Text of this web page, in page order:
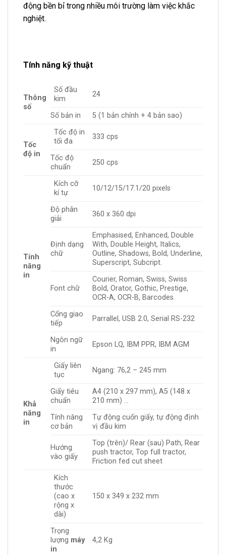
động bền bỉ trong nhiều môi trường làm việc khắc
nghiệt.
Tính năng kỹ thuật
Thông
số
Số đầu
kim
24
Số bản in 5 (1 bản chính + 4 bản sao)
Tốc
độ in
Tốc độ in
tối đa
333 cps
Tốc độ
chuẩn
250 cps
Tính
năng
in
Kích cỡ
kí tự
10/12/15/17.1/20 pixels
Độ phân
giải
360 x 360 dpi
Định dạng
chữ
Emphasised, Enhanced, Double
With, Double Height, Italics,
Outline, Shadows, Bold, Underline,
Superscript, Subcript.
Font chữ
Courier, Roman, Swiss, Swiss
Bold, Orator, Gothic, Prestige,
OCR-A, OCR-B, Barcodes.
Cổng giao
tiếp
Parrallel, USB 2.0, Serial RS-232
Ngôn ngữ
in
Epson LQ, IBM PPR, IBM AGM
Khả
năng
in
Giấy liên
tục
Ngang: 76,2 – 245 mm
Giấy tiêu
chuẩn
A4 (210 x 297 mm), A5 (148 x
210 mm) …
Tính năng
cơ bản
Tự động cuốn giấy, tự động định
vị đầu kim
Hướng
vào giấy
Top (trên)/ Rear (sau) Path, Rear
push tractor, Top full tractor,
Friction fed cut sheet
Kích
thước
(cao x
rộng x
dài)
150 x 349 x 232 mm
Trọng
lượng máy
in
4,2 Kg